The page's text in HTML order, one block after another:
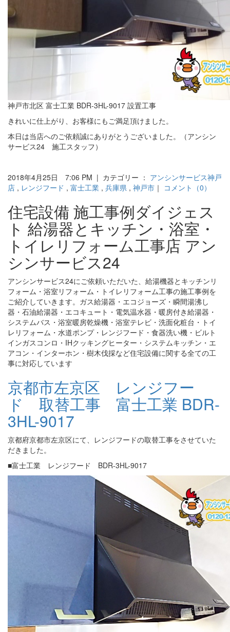
神戸市北区 富士工業 BDR-3HL-9017 設置工事
きれいに仕上がり、お客様にもご満足頂けました。
本日は当店へのご依頼誠にありがとうございました。（アンシン
サービス24 施工スタッフ）
2018年4月25日 7:06 PM | カテゴリー ： アンシンサービス神戸
店 , レンジフード , 富士工業 , 兵庫県 , 神戸市 ｜ コメント（0）
住宅設備 施工事例ダイジェス
ト 給湯器とキッチン・浴室・
トイレリフォーム工事店 アン
シンサービス24
アンシンサービス24にご依頼いただいた、給湯機器とキッチンリ
フォーム・浴室リフォーム・トイレリフォーム工事の施工事例を
ご紹介していきます。ガス給湯器・エコジョーズ・瞬間湯沸し
器・石油給湯器・エコキュート・電気温水器・暖房付き給湯器・
システムバス・浴室暖房乾燥機・浴室テレビ・洗面化粧台・トイ
レリフォーム・水道ポンプ・レンジフード・食器洗い機・ビルト
インガスコンロ・IHクッキングヒーター・システムキッチン・エ
アコン・インターホン・樹木伐採など住宅設備に関する全ての工
事に対応しています
京都市左京区 レンジフー
ド 取替工事 富士工業 BDR-
3HL-9017
京都府京都市左京区にて、レンジフードの取替工事をさせていた
だきました。
■富士工業 レンジフード BDR-3HL-9017